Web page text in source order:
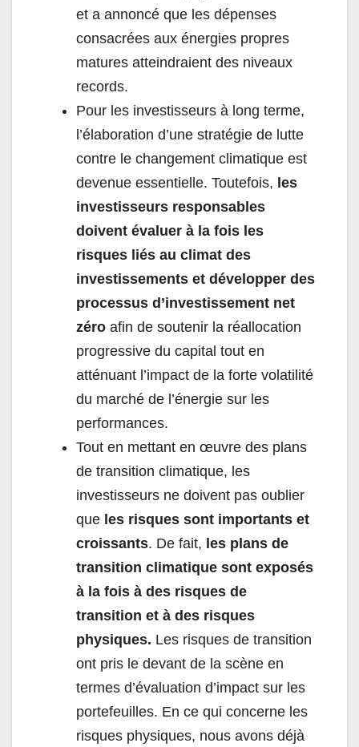
et a annoncé que les dépenses
consacrées aux énergies propres
matures atteindraient des niveaux
records.
Pour les investisseurs à long terme,
l’élaboration d’une stratégie de lutte
contre le changement climatique est
devenue essentielle. Toutefois, les
investisseurs responsables
doivent évaluer à la fois les
risques liés au climat des
investissements et développer des
processus d’investissement net
zéro afin de soutenir la réallocation
progressive du capital tout en
atténuant l’impact de la forte volatilité
du marché de l’énergie sur les
performances.
Tout en mettant en œuvre des plans
de transition climatique, les
investisseurs ne doivent pas oublier
que les risques sont importants et
croissants. De fait, les plans de
transition climatique sont exposés
à la fois à des risques de
transition et à des risques
physiques. Les risques de transition
ont pris le devant de la scène en
termes d’évaluation d’impact sur les
portefeuilles. En ce qui concerne les
risques physiques, nous avons déjà